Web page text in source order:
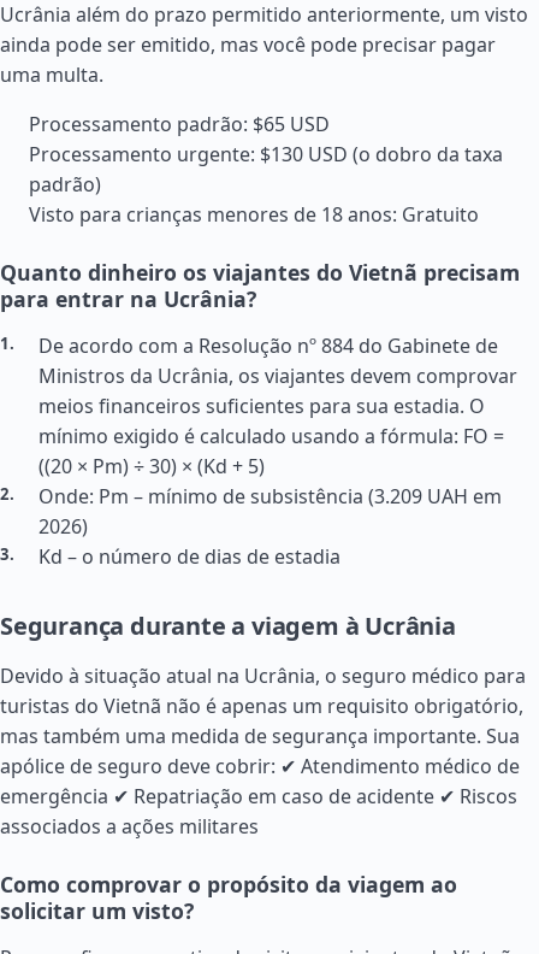
Ucrânia além do prazo permitido anteriormente, um visto
ainda pode ser emitido, mas você pode precisar pagar
uma multa.
Processamento padrão: $65 USD
Processamento urgente: $130 USD (o dobro da taxa
padrão)
Visto para crianças menores de 18 anos: Gratuito
Quanto dinheiro os viajantes do Vietnã precisam
para entrar na Ucrânia?
De acordo com a Resolução nº 884 do Gabinete de
Ministros da Ucrânia, os viajantes devem comprovar
meios financeiros suficientes para sua estadia. O
mínimo exigido é calculado usando a fórmula: FO =
((20 × Pm) ÷ 30) × (Kd + 5)
Onde: Pm – mínimo de subsistência (3.209 UAH em
2026)
Kd – o número de dias de estadia
Segurança durante a viagem à Ucrânia
Devido à situação atual na Ucrânia, o seguro médico para
turistas do Vietnã não é apenas um requisito obrigatório,
mas também uma medida de segurança importante. Sua
apólice de seguro deve cobrir: ✔ Atendimento médico de
emergência ✔ Repatriação em caso de acidente ✔ Riscos
associados a ações militares
Como comprovar o propósito da viagem ao
solicitar um visto?